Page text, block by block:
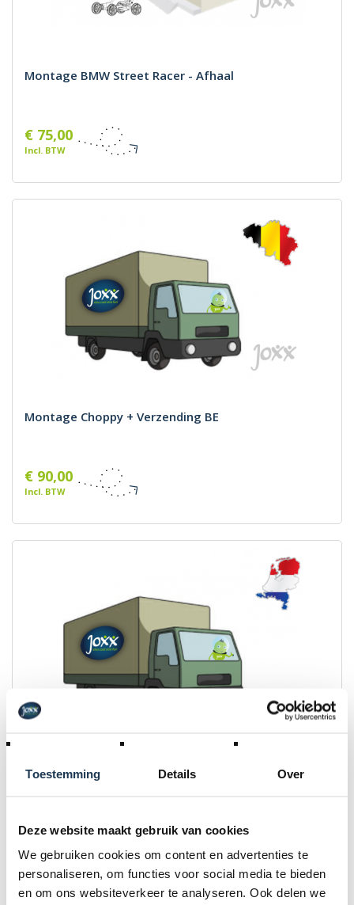
Toestemming Details Over
Deze website maakt gebruik van cookies
We gebruiken cookies om content en advertenties te
personaliseren, om functies voor social media te bieden
en om ons websiteverkeer te analyseren. Ook delen we
Montage BMW Street Racer - Afhaal
€ 75,00
Incl. BTW
Montage Choppy + Verzending BE
€ 90,00
Incl. BTW
Incl. BTW